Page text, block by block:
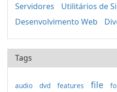
Servidores
Utilitários de
Desenvolvimento Web
Tags
audio dvd features file